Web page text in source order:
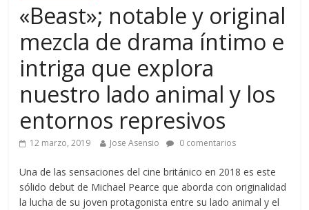
«Beast»; notable y original
mezcla de drama íntimo e
intriga que explora
nuestro lado animal y los
entornos represivos
12 marzo, 2019 Jose Asensio 0 comentarios
Una de las sensaciones del cine británico en 2018 es este
sólido debut de Michael Pearce que aborda con originalidad
la lucha de su joven protagonista entre su lado animal y el